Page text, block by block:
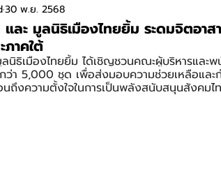
EDUCATION
และ มูลนิธิเมืองไทยยิ้ม ระดมจิตอา
าคใต้
30 พ.ย. 2568
ลนิธิเมืองไทยยิ้ม ได้เชิญชวนคณะผู้บริหารแล
ว่า 5,000 ชุด เพื่อส่งมอบความช่วยเหลือและ
นถึงความตั้งใจในการเป็นพลังสนับสนุนสังคมไ